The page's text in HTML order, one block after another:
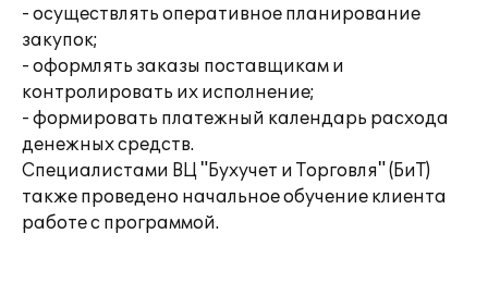
- осуществлять оперативное планирование
закупок;
- оформлять заказы поставщикам и
контролировать их исполнение;
- формировать платежный календарь расхода
денежных средств.
Специалистами ВЦ "Бухучет и Торговля" (БиТ)
также проведено начальное обучение клиента
работе с программой.